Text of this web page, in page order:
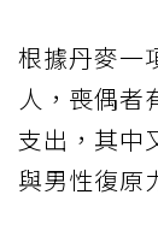
根據丹麥一
人，喪偶者
支出，其中
與男性復原